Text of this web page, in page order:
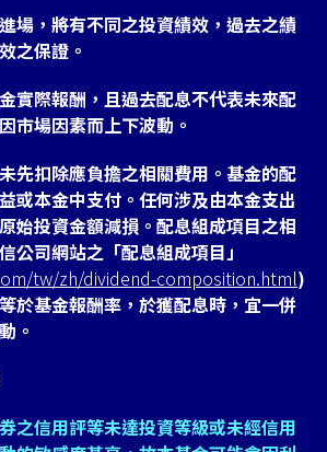
場，將有不同之投資績效，過去之績
之保證。
實際報酬，且過去配息不代表未來配
市場因素而上下波動。
先扣除應負擔之相關費用。基金的配
或本金中支付。任何涉及由本金支出
始投資金額減損。配息組成項目之相
公司網站之「配息組成項目」
tw/zh/dividend-composition.html)
於基金報酬率，於獲配息時，宜一併
。
之信用評等未達投資等級或未經信用